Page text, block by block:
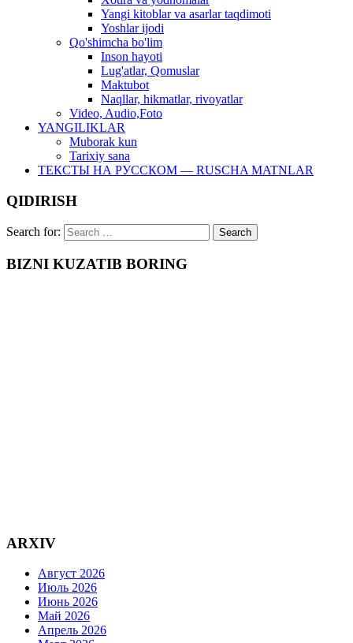
Yangi kitoblar va asarlar taqdimoti
Yoshlar ijodi
Qo'shimcha bo'lim
Inson hayoti
Lug'atlar, Qomuslar
Maktubot
Naqllar, hikmatlar, rivoyatlar
Video, Audio,Foto
YANGILIKLAR
Muborak kun
Tarixiy sana
ТЕКСТЫ НА РУССКОМ — RUSCHA MATNLAR
QIDIRISH
Search for:
BIZNI KUZATIB BORING
ARXIV
Август 2026
Июль 2026
Июнь 2026
Май 2026
Апрель 2026